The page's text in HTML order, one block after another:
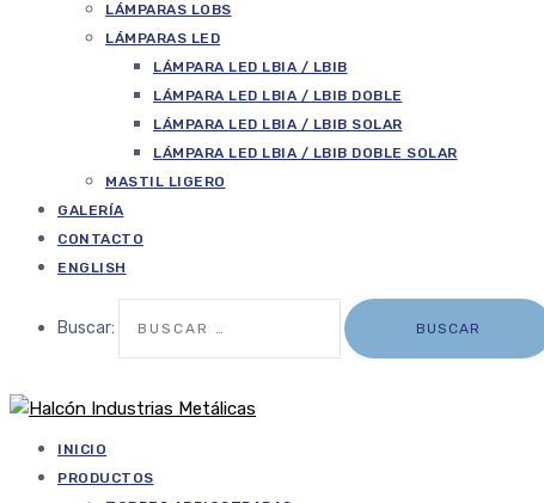
LÁMPARAS LOBS
LÁMPARAS LED
LÁMPARA LED LBIA / LBIB
LÁMPARA LED LBIA / LBIB DOBLE
LÁMPARA LED LBIA / LBIB SOLAR
LÁMPARA LED LBIA / LBIB DOBLE SOLAR
MASTIL LIGERO
GALERÍA
CONTACTO
ENGLISH
Buscar:
INICIO
PRODUCTOS